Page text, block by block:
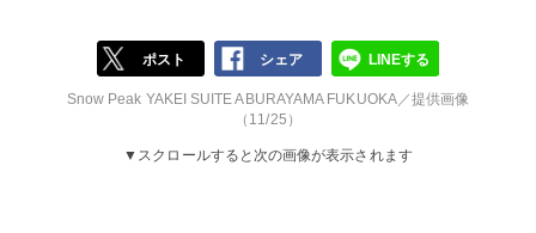
ポスト シェア LINEする
Snow Peak YAKEI SUITE ABURAYAMA FUKUOKA／提供画像
（11/25）
▼スクロールすると次の画像が表示されます